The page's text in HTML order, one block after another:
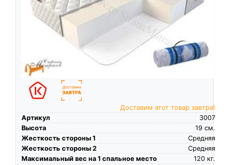
Доставим этот товар завтра!
Артикул
3007
Высота
см.
19
Жесткость стороны 1
Средняя
Жесткость стороны 2
Средняя
Максимальный вес на 1 спальное место
кг.
120